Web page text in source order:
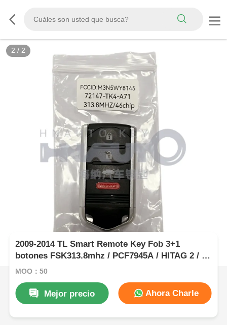
2 / 2
2009-2014 TL Smart Remote Key Fob 3+1
botones FSK313.8mhz / PCF7945A / HITAG 2 / 46
CHIP / ID de la FCC: M3N5WY8145 / HON66
MOQ：50
Mejor precio Ahora Charle